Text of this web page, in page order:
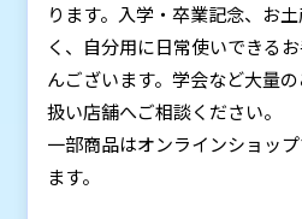
ります。入学・卒業記念、お
く、自分用に日常使いできる
んございます。学会など大量
扱い店舗へご相談ください。
一部商品はオンラインショッ
ます。